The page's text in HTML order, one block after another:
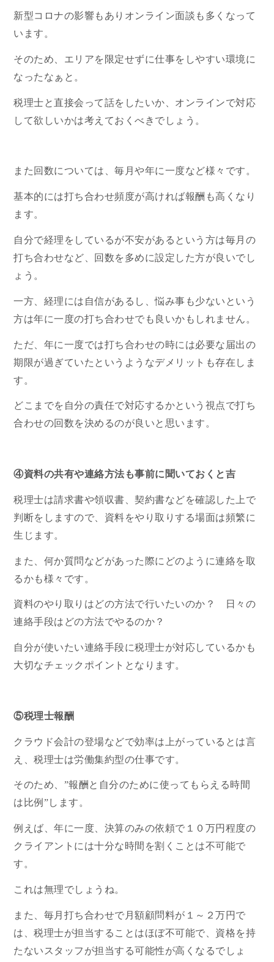
新型コロナの影響もありオンライン面談も多くなって
います。
そのため、エリアを限定せずに仕事をしやすい環境に
なったなぁと。
税理士と直接会って話をしたいか、オンラインで対応
して欲しいかは考えておくべきでしょう。
また回数については、毎月や年に一度など様々です。
基本的には打ち合わせ頻度が高ければ報酬も高くなり
ます。
自分で経理をしているが不安があるという方は毎月の
打ち合わせなど、回数を多めに設定した方が良いでし
ょう。
一方、経理には自信があるし、悩み事も少ないという
方は年に一度の打ち合わせでも良いかもしれません。
ただ、年に一度では打ち合わせの時には必要な届出の
期限が過ぎていたというようなデメリットも存在しま
す。
どこまでを自分の責任で対応するかという視点で打ち
合わせの回数を決めるのが良いと思います。
④資料の共有や連絡方法も事前に聞いておくと吉
税理士は請求書や領収書、契約書などを確認した上で
判断をしますので、資料をやり取りする場面は頻繁に
生じます。
また、何か質問などがあった際にどのように連絡を取
るかも様々です。
資料のやり取りはどの方法で行いたいのか？ 日々の
連絡手段はどの方法でやるのか？
自分が使いたい連絡手段に税理士が対応しているかも
大切なチェックポイントとなります。
⑤税理士報酬
クラウド会計の登場などで効率は上がっているとは言
え、税理士は労働集約型の仕事です。
そのため、”報酬と自分のために使ってもらえる時間
は比例”します。
例えば、年に一度、決算のみの依頼で１０万円程度の
クライアントには十分な時間を割くことは不可能で
す。
これは無理でしょうね。
また、毎月打ち合わせで月額顧問料が１～２万円で
は、税理士が担当することはほぼ不可能で、資格を持
たないスタッフが担当する可能性が高くなるでしょ